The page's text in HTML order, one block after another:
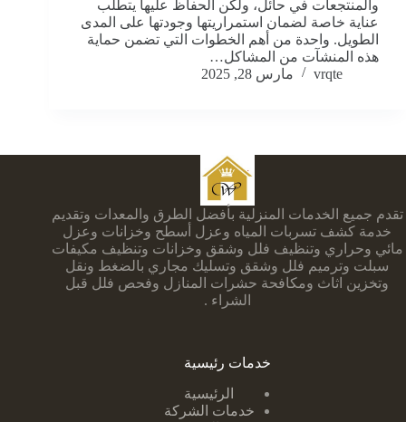
والمنتجعات في حائل، ولكن الحفاظ عليها يتطلب
عناية خاصة لضمان استمراريتها وجودتها على المدى
الطويل. واحدة من أهم الخطوات التي تضمن حماية
هذه المنشآت من المشاكل…
vrqte
مارس 28, 2025
تقدم جميع الخدمات المنزلية بأفضل الطرق والمعدات وتقديم
خدمة كشف تسربات المياه وعزل أسطح وخزانات وعزل
مائي وحراري وتنظيف فلل وشقق وخزانات وتنظيف مكيفات
سبلت وترميم فلل وشقق وتسليك مجاري بالضغط ونقل
وتخزين اثاث ومكافحة حشرات المنازل وفحص فلل قبل
الشراء .
خدمات رئيسية
الرئيسية
خدمات الشركة